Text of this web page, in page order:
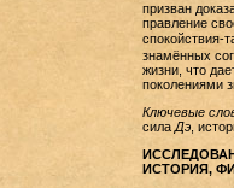
призван
правление
спокойствия-
знамённых
жизни, что
поколениями
Ключевые
сила Дэ,
ИСТОРИЯ,